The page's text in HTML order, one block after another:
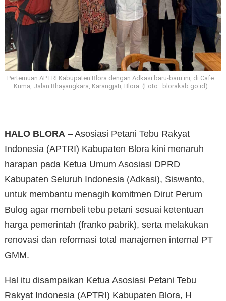
Pertemuan APTRI Kabupaten Blora dengan Adkasi baru-baru ini, di Cafe
Kuma, Jalan Bhayangkara, Karangjati, Blora. (Foto : blorakab.go.id)
HALO BLORA – Asosiasi Petani Tebu Rakyat
Indonesia (APTRI) Kabupaten Blora kini menaruh
harapan pada Ketua Umum Asosiasi DPRD
Kabupaten Seluruh Indonesia (Adkasi), Siswanto,
untuk membantu menagih komitmen Dirut Perum
Bulog agar membeli tebu petani sesuai ketentuan
harga pemerintah (franko pabrik), serta melakukan
renovasi dan reformasi total manajemen internal PT
GMM.
Hal itu disampaikan Ketua Asosiasi Petani Tebu
Rakyat Indonesia (APTRI) Kabupaten Blora, H